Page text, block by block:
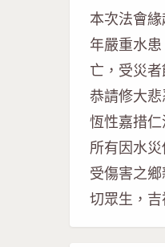
本次法會
年嚴重水
亡，受災
恭請修大
恆性嘉措
所有因水
受傷害之
切眾生，吉